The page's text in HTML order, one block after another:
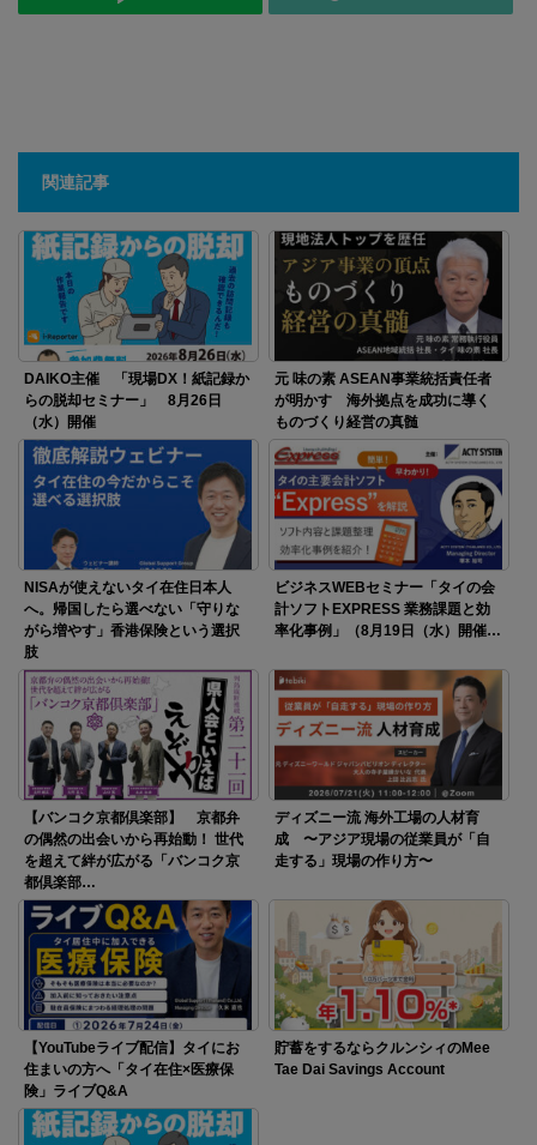
関連記事
DAIKO主催 「現場DX！紙記録か
らの脱却セミナー」 8月26日
（水）開催
元 味の素 ASEAN事業統括責任者
が明かす 海外拠点を成功に導く
ものづくり経営の真髄
NISAが使えないタイ在住日本人
へ。帰国したら選べない「守りな
がら増やす」香港保険という選択
肢
ビジネスWEBセミナー「タイの会
計ソフトEXPRESS 業務課題と効
率化事例」（8月19日（水）開催…
【バンコク京都倶楽部】 京都弁
の偶然の出会いから再始動！ 世代
を超えて絆が広がる「バンコク京
都倶楽部…
ディズニー流 海外工場の人材育
成 〜アジア現場の従業員が「自
走する」現場の作り方〜
【YouTubeライブ配信】タイにお
住まいの方へ「タイ在住×医療保
険」ライブQ&A
貯蓄をするならクルンシィのMee
Tae Dai Savings Account